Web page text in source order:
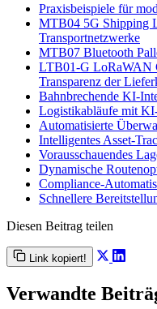
Praxisbeispiele für
MTB04 5G Shipping
Transportnetzwerke
MTB07 Bluetooth
LTB01-G LoRaWAN
Transparenz der
Bahnbrechende KI-
Logistikabläufe mit
Automatisierte
Intelligentes Asset-
Vorausschauendes
Dynamische
Compliance-
Schnellere
Diesen Beitrag teilen
Link kopiert!
Verwandte